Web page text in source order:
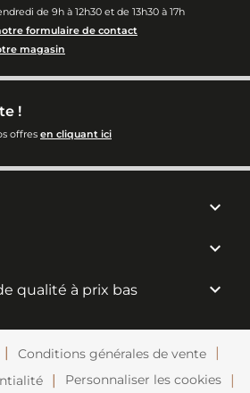
de 9h à 12h30 et de 13h30 à 17h
formulaire de contact
magasin
!
offres en cliquant ici


qualité à prix bas 
Conditions générales de vente
Personnaliser les cookies